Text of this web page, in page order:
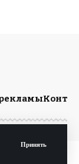
Принять